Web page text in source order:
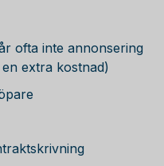
ofta inte annonsering
extra kostnad)